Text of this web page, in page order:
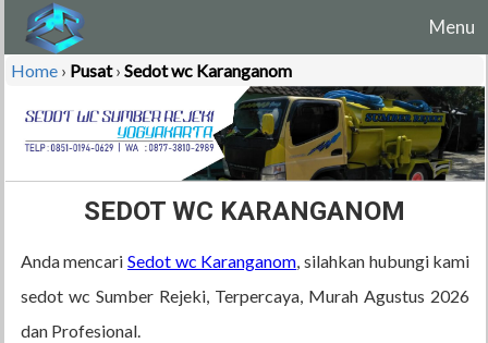
Menu
Home › Pusat › Sedot wc Karanganom
SEDOT WC KARANGANOM
Anda mencari Sedot wc Karanganom, silahkan hubungi kami
sedot wc Sumber Rejeki, Terpercaya, Murah Agustus 2026
dan Profesional.